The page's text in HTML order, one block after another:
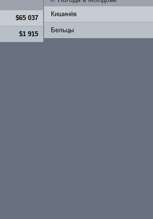
$65 037
$1 915
Кишинёв
Бельцы